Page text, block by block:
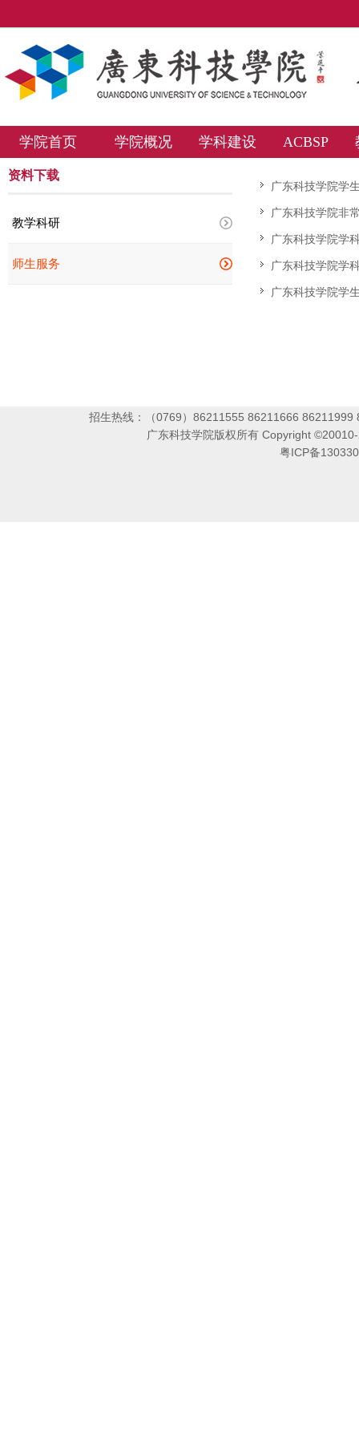
学院首页 学院概况 学科建设 ACBSP
资料下载
教学科研
师生服务
广东科技学院学
广东科技学院非
广东科技学院学
广东科技学院学
广东科技学院学
招生热线：（0769）86211555 86211666
广东科技学院版权所有 Copyright
粤ICP备